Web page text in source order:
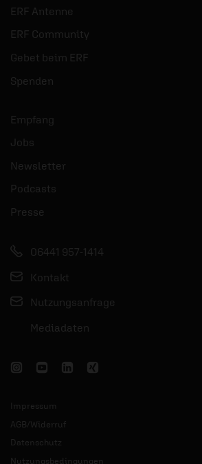
ERF Antenne
ERF Community
Gebet beim ERF
Spenden
Empfang
Jobs
Newsletter
Podcasts
Presse
06441 957-1414
Kontakt
Nutzungsanfrage
Mediadaten
Impressum
AGB/Widerruf
Datenschutz
Nutzungsbedingungen